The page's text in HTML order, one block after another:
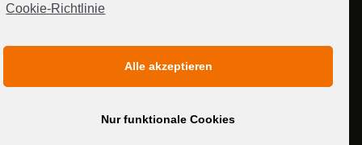
MEDIADATEN
Cookie-Richtlinie
Alle akzeptieren
Nur funktionale Cookies